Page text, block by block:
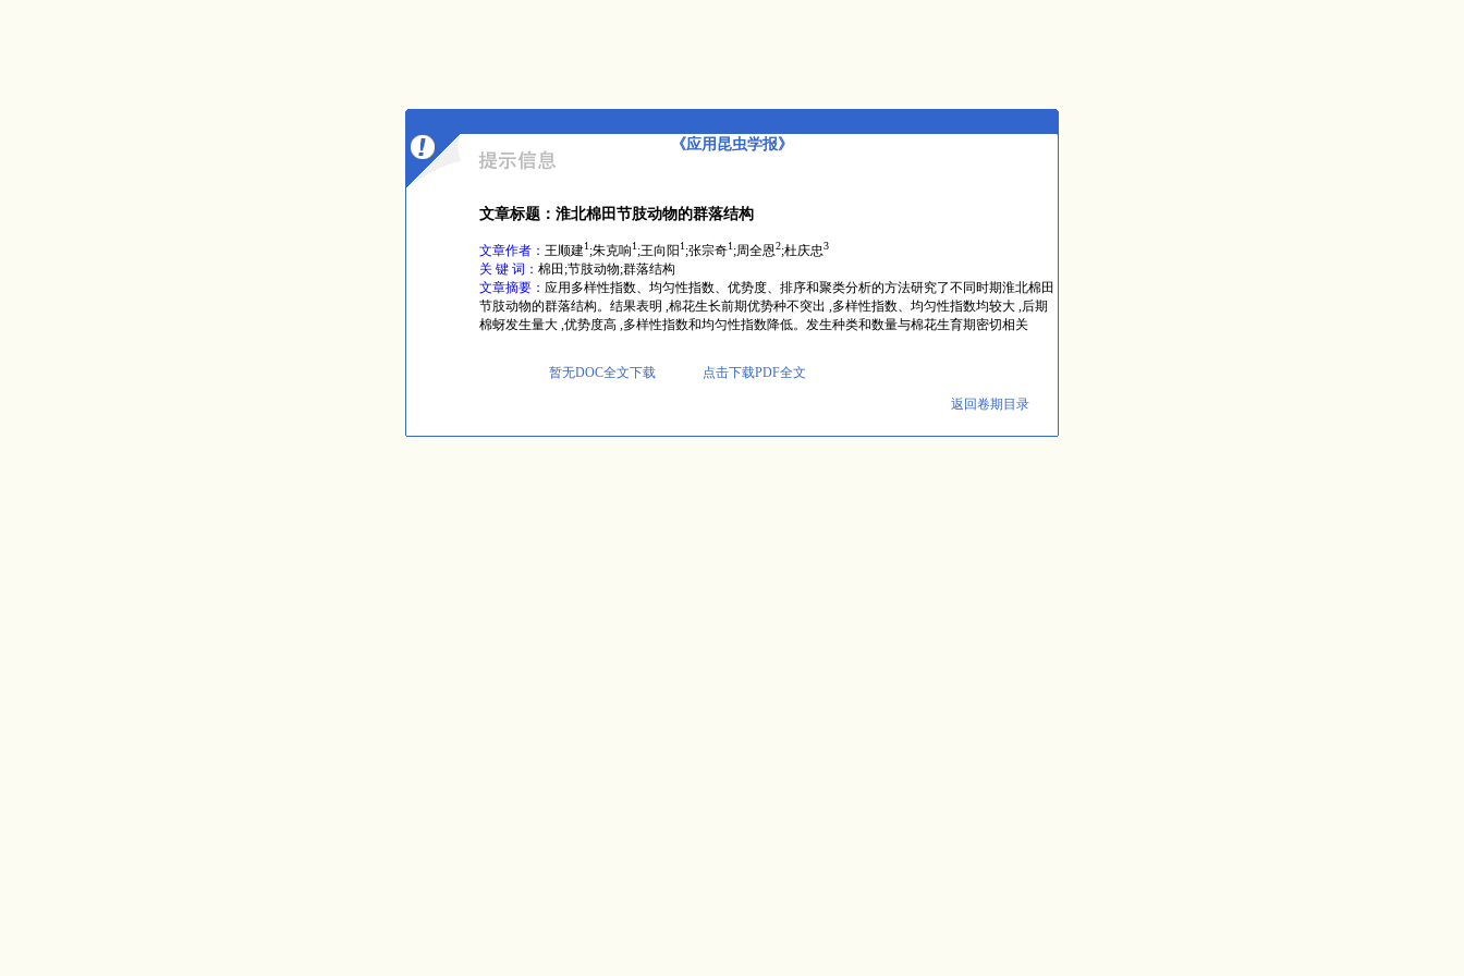
《应用昆虫学报》
文章标题：淮北棉田节肢动物的群落结构
文章作者： 王顺建1 ;朱克响1 ;王向阳 1 ;张宗奇1 ;周全恩2;杜庆忠3
关 键 词： 棉田;节肢动物;群落结构
文章摘要： 应用多样性指数、均匀性指数、优势度、排序和聚类分析的方法研究了不同时期淮北棉田
节肢动物的群落结构。结果表明 ,棉花生长前期优势种不突出 ,多样性指数、均匀性指数均较大 ,后期
棉蚜发生量大 ,优势度高 ,多样性指数和均匀性指数降低。发生种类和数量与棉花生育期密切相关
暂无DOC全文下载 点击下载PDF全文
返回卷期目录